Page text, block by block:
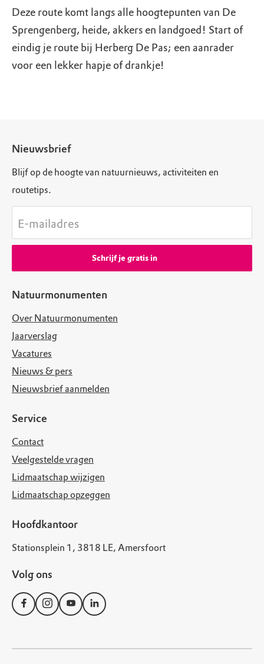
Deze route komt langs alle hoogtepunten van De
Sprengenberg, heide, akkers en landgoed! Start of
eindig je route bij Herberg De Pas; een aanrader
voor een lekker hapje of drankje!
Natuurmonumenten
Over Natuurmonumenten
Jaarverslag
Vacatures
Nieuws & pers
Nieuwsbrief aanmelden
Service
Contact
Veelgestelde vragen
Lidmaatschap wijzigen
Lidmaatschap opzeggen
Hoofdkantoor
Stationsplein 1, 3818 LE, Amersfoort
Volg ons
Nieuwsbrief
Blijf op de hoogte van natuurnieuws, activiteiten en
routetips.
E-mailadres
Schrijf je gratis in